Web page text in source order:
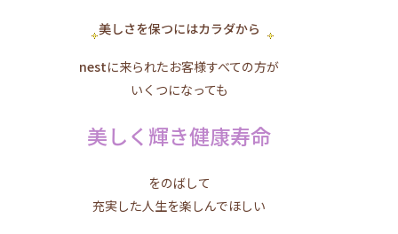
美しさを保つにはカラダから
nestに来られたお客様すべての方が
いくつになっても
美しく輝き健康寿命
をのばして
充実した人生を楽しんでほしい